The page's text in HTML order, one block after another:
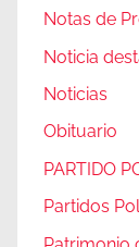
Notas de
Noticia
Noticias
Obituario
PARTIDO
Partidos